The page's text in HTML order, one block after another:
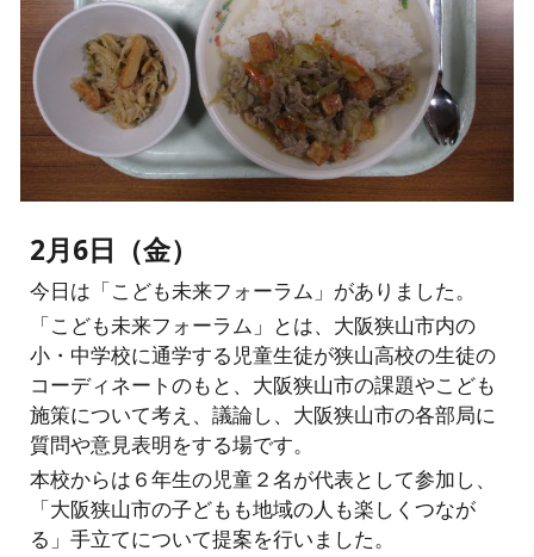
2月6日（金）
今日は「こども未来フォーラム」がありました。
「こども未来フォーラム」とは、大阪狭山市内の
小・中学校に通学する児童生徒が狭山高校の生徒の
コーディネートのもと、大阪狭山市の課題やこども
施策について考え、議論し、大阪狭山市の各部局に
質問や意見表明をする場です。
本校からは６年生の児童２名が代表として参加し、
「大阪狭山市の子どもも地域の人も楽しくつなが
る」手立てについて提案を行いました。